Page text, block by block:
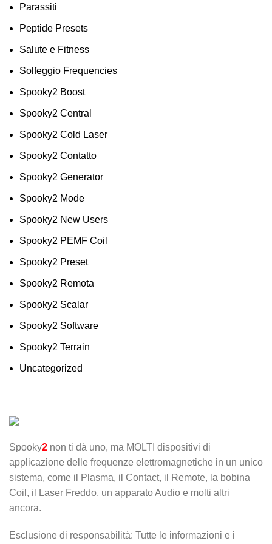
Parassiti
Peptide Presets
Salute e Fitness
Solfeggio Frequencies
Spooky2 Boost
Spooky2 Central
Spooky2 Cold Laser
Spooky2 Contatto
Spooky2 Generator
Spooky2 Mode
Spooky2 New Users
Spooky2 PEMF Coil
Spooky2 Preset
Spooky2 Remota
Spooky2 Scalar
Spooky2 Software
Spooky2 Terrain
Uncategorized
Spooky2 non ti dà uno, ma MOLTI dispositivi di
applicazione delle frequenze elettromagnetiche in un unico
sistema, come il Plasma, il Contact, il Remote, la bobina
Coil, il Laser Freddo, un apparato Audio e molti altri
ancora.
Esclusione di responsabilità: Tutte le informazioni e i